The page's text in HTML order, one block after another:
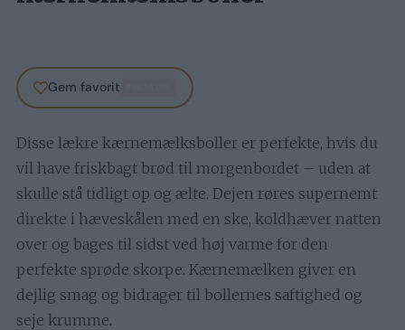
Gem favorit
Disse lækre kærnemælksboller er perfekte, hvis du
vil have friskbagt brød til morgenbordet – uden at
skulle stå tidligt op og ælte. Dejen røres supernemt
direkte i hæveskålen med en ske, koldhæver natten
over og bages til sidst ved høj varme for den
perfekte sprøde skorpe. Kærnemælken giver en
dejlig smag og bidrager til bollernes saftighed og
seje krumme.